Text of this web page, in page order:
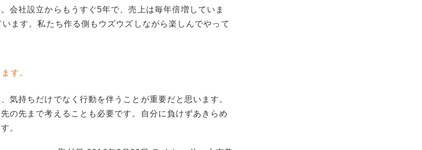
会社設立からもうすぐ5年で、売上は毎年倍増していま
ます。私たち作る側もウズウズしながら楽しんでやって
す。
気持ちだけでなく行動を伴うことが重要だと思います。
の先まで考えることも必要です。自分に負けずあきらめ
。